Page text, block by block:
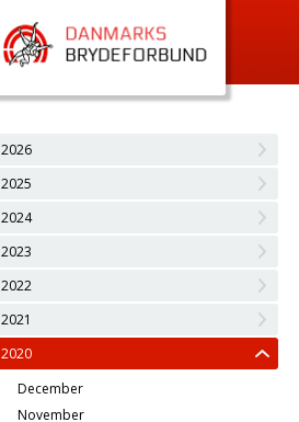
2026
2025
2024
2023
2022
2021
2020
December
November